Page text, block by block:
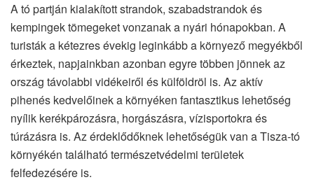
A tó partján kialakított strandok, szabadstrandok és
kempingek tömegeket vonzanak a nyári hónapokban. A
turisták a kétezres évekig leginkább a környező megyékből
érkeztek, napjainkban azonban egyre többen jönnek az
ország távolabbi vidékeiről és külföldröl is. Az aktív
pihenés kedvelőinek a környéken fantasztikus lehetőség
nyílik kerékpározásra, horgászásra, vízisportokra és
túrázásra is. Az érdeklődőknek lehetőségük van a Tisza-tó
környékén található természetvédelmi területek
felfedezésére is.